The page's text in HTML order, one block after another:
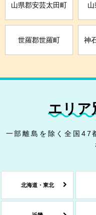
山県郡安芸太田町
世羅郡世羅町 神
エリア
一部離島を除く全国47
北海道・東北